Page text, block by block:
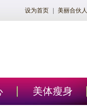
设为首页 美丽合伙人
美体瘦身